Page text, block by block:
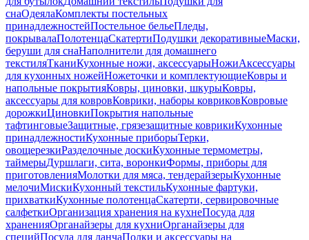
снаОдеялаКомплекты постельных
принадлежностейПостельное бельеПледы,
покрывалаПолотенцаСкатертиПодушки декоративныеМаски,
беруши для снаНаполнители для домашнего
текстиляТканиКухонные ножи, аксессуарыНожиАксессуары
для кухонных ножейНожеточки и комплектующиеКовры и
напольные покрытияКовры, циновки, шкурыКовры,
аксессуары для ковровКоврики, наборы ковриковКовровые
дорожкиЦиновкиПокрытия напольные
тафтинговыеЗащитные, грязезащитные коврикиКухонные
принадлежностиКухонные приборыТерки,
овощерезкиРазделочные доскиКухонные термометры,
таймерыДуршлаги, сита, воронкиФормы, приборы для
приготовленияМолотки для мяса, тендерайзерыКухонные
мелочиМискиКухонный текстильКухонные фартуки,
прихваткиКухонные полотенцаСкатерти, сервировочные
салфеткиОрганизация хранения на кухнеПосуда для
храненияОрганайзеры для кухниОрганайзеры для
специйПосуда для ланчаПолки и аксессуары на